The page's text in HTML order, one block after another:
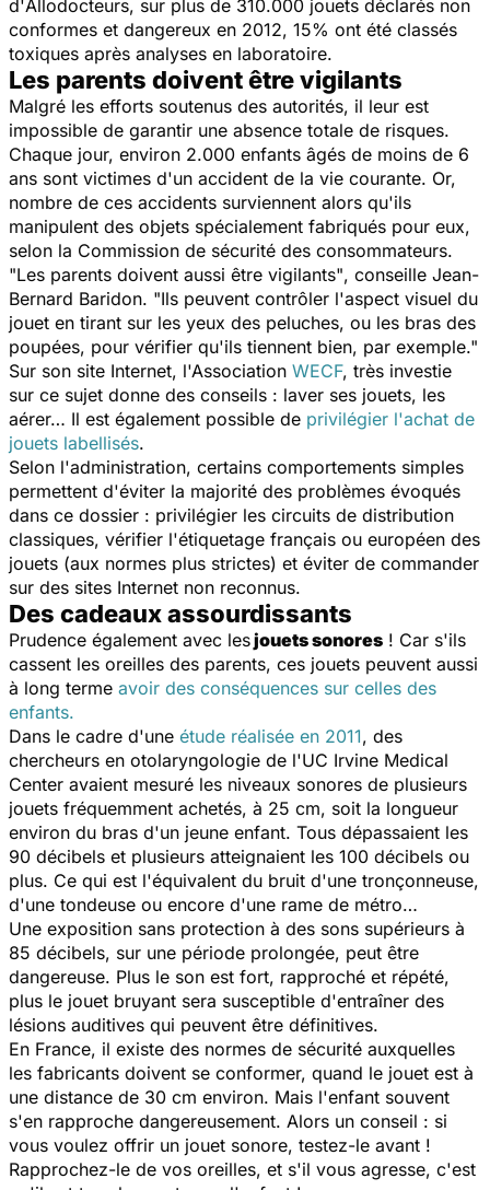
d'Allodocteurs, sur plus de 310.000 jouets déclarés non
conformes et dangereux en 2012, 15% ont été classés
toxiques après analyses en laboratoire.
Les parents doivent être vigilants
Malgré les efforts soutenus des autorités, il leur est
impossible de garantir une absence totale de risques.
Chaque jour, environ 2.000 enfants âgés de moins de 6
ans sont victimes d'un accident de la vie courante. Or,
nombre de ces accidents surviennent alors qu'ils
manipulent des objets spécialement fabriqués pour eux,
selon la Commission de sécurité des consommateurs.
"Les parents doivent aussi être vigilants", conseille Jean-
Bernard Baridon. "Ils peuvent contrôler l'aspect visuel du
jouet en tirant sur les yeux des peluches, ou les bras des
poupées, pour vérifier qu'ils tiennent bien, par exemple."
Sur son site Internet, l'Association WECF, très investie
sur ce sujet donne des conseils : laver ses jouets, les
aérer… Il est également possible de privilégier l'achat de
jouets labellisés.
Selon l'administration, certains comportements simples
permettent d'éviter la majorité des problèmes évoqués
dans ce dossier : privilégier les circuits de distribution
classiques, vérifier l'étiquetage français ou européen des
jouets (aux normes plus strictes) et éviter de commander
sur des sites Internet non reconnus.
Des cadeaux assourdissants
Prudence également avec lesjouets sonores ! Car s'ils
cassent les oreilles des parents, ces jouets peuvent aussi
à long terme avoir des conséquences sur celles des
enfants.
Dans le cadre d'une étude réalisée en 2011, des
chercheurs en otolaryngologie de l'UC Irvine Medical
Center avaient mesuré les niveaux sonores de plusieurs
jouets fréquemment achetés, à 25 cm, soit la longueur
environ du bras d'un jeune enfant. Tous dépassaient les
90 décibels et plusieurs atteignaient les 100 décibels ou
plus. Ce qui est l'équivalent du bruit d'une tronçonneuse,
d'une tondeuse ou encore d'une rame de métro…
Une exposition sans protection à des sons supérieurs à
85 décibels, sur une période prolongée, peut être
dangereuse. Plus le son est fort, rapproché et répété,
plus le jouet bruyant sera susceptible d'entraîner des
lésions auditives qui peuvent être définitives.
En France, il existe des normes de sécurité auxquelles
les fabricants doivent se conformer, quand le jouet est à
une distance de 30 cm environ. Mais l'enfant souvent
s'en rapproche dangereusement. Alors un conseil : si
vous voulez offrir un jouet sonore, testez-le avant !
Rapprochez-le de vos oreilles, et s'il vous agresse, c'est